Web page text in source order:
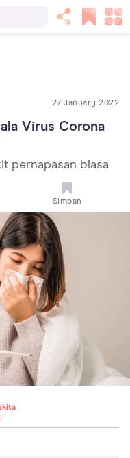
27 January 2022
Virus Corona
pernapasan biasa
Simpan